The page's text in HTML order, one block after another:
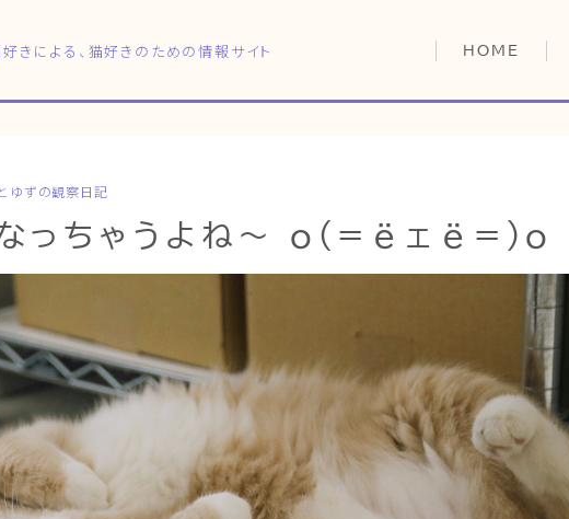
きによる、猫好きのための情報サイト HOME
猫暮らしの平均
猫のなぜ？
ゆずとシンバの日常
ねこの部屋
ゆずの観察日記
なっちゃうよね〜 o(=ёェё=)o